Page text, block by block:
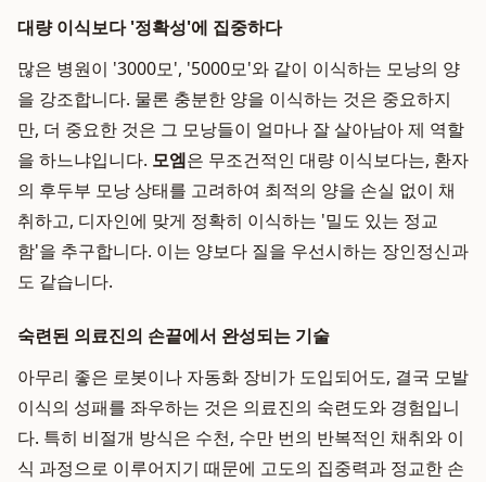
대량 이식보다 '정확성'에 집중하다
많은 병원이 '3000모', '5000모'와 같이 이식하는 모낭의 양
을 강조합니다. 물론 충분한 양을 이식하는 것은 중요하지
만, 더 중요한 것은 그 모낭들이 얼마나 잘 살아남아 제 역할
을 하느냐입니다. 모엠은 무조건적인 대량 이식보다는, 환자
의 후두부 모낭 상태를 고려하여 최적의 양을 손실 없이 채
취하고, 디자인에 맞게 정확히 이식하는 '밀도 있는 정교
함'을 추구합니다. 이는 양보다 질을 우선시하는 장인정신과
도 같습니다.
숙련된 의료진의 손끝에서 완성되는 기술
아무리 좋은 로봇이나 자동화 장비가 도입되어도, 결국 모발
이식의 성패를 좌우하는 것은 의료진의 숙련도와 경험입니
다. 특히 비절개 방식은 수천, 수만 번의 반복적인 채취와 이
식 과정으로 이루어지기 때문에 고도의 집중력과 정교한 손